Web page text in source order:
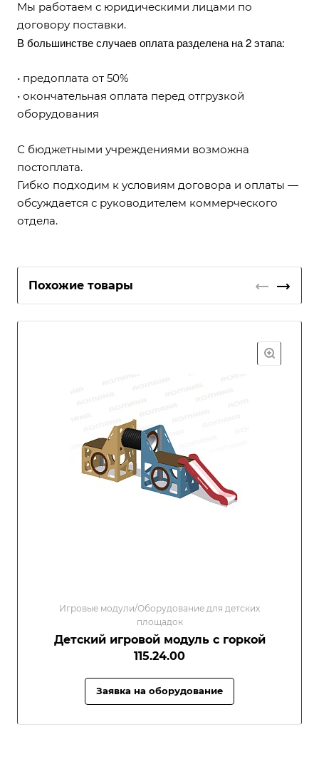
Мы работаем с юридическими лицами по
договору поставки.
В большинстве случаев оплата разделена на 2 этапа:
• предоплата от 50%
• окончательная оплата перед отгрузкой
оборудования
С бюджетными учреждениями возможна
постоплата.
Гибко подходим к условиям договора и оплаты —
обсуждается с руководителем коммерческого
отдела.
Похожие товары
Игровые модули/Оборудование для детских
площадок
Детский игровой модуль с горкой
115.24.00
Заявка на оборудование